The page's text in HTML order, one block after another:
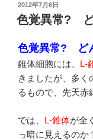
投
稿
日:
2012年7月6日
色覚異常? ど
色覚異常? ど
錐体細胞には、 L-
きましたが、多く
るもので、先天赤
では、 L-錐体が全
っ暗に見えるのか